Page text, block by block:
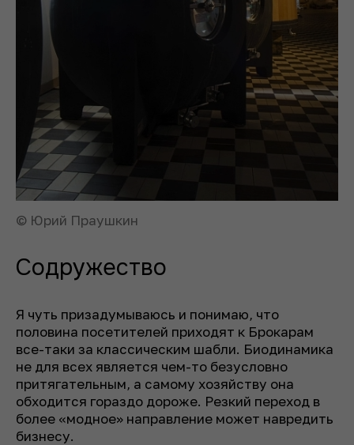
© Юрий Праушкин
Содружество
Я чуть призадумываюсь и понимаю, что
половина посетителей приходят к Брокарам
все-таки за классическим шабли. Биодинамика
не для всех является чем-то безусловно
притягательным, а самому хозяйству она
обходится гораздо дороже. Резкий переход в
более «модное» направление может навредить
бизнесу.